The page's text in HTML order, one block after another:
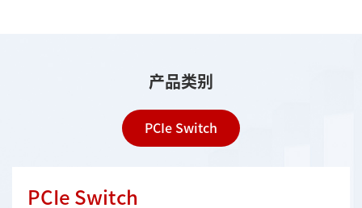
产品类别
PCIe Switch
PCIe Switch